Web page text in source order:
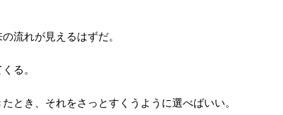
流れが見えるはずだ。
る。
とき、それをさっとすくうように選べばいい。